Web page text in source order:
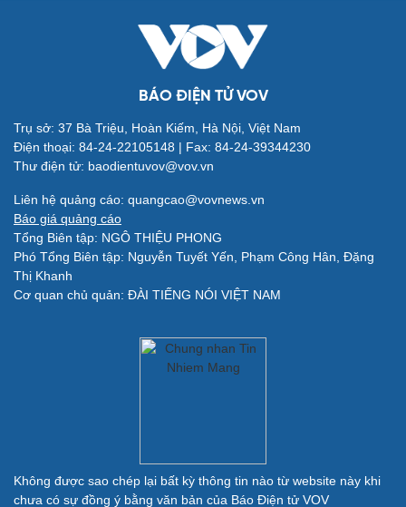
Quân sự - Quốc phòng
Vũ khí
BÁO ĐIỆN TỬ VOV
Trụ sở: 37 Bà Triệu, Hoàn Kiếm, Hà Nội, Việt Nam
Điện thoại: 84-24-22105148 | Fax: 84-24-39344230
Thư điện tử: baodientuvov@vov.vn
Liên hệ quảng cáo: quangcao@vovnews.vn
Báo giá quảng cáo
Tổng Biên tập: NGÔ THIỆU PHONG
Phó Tổng Biên tập: Nguyễn Tuyết Yến, Phạm Công Hân, Đặng
Thị Khanh
Cơ quan chủ quản: ĐÀI TIẾNG NÓI VIỆT NAM
Không được sao chép lại bất kỳ thông tin nào từ website này khi
chưa có sự đồng ý bằng văn bản của Báo Điện tử VOV